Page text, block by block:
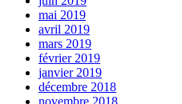
mai 2019
avril 2019
mars 2019
février 2019
janvier 2019
décembre 2018
novembre 2018